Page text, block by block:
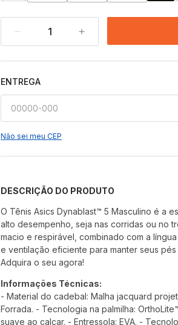
1
ENTREGA
Não sei meu CEP
DESCRIÇÃO DO PRODUTO
O Tênis Asics Dynablast™ 5 Masculino é a
alto desempenho, seja nas corridas ou no
macio e respirável, combinado com a
e ventilação eficiente para manter seus
Adquira o seu agora!
Informações Técnicas:
- Material do cadebal: Malha jacquard
Forrada. - Tecnologia na palmilha:
suave ao calçar. - Entressola: EVA. -